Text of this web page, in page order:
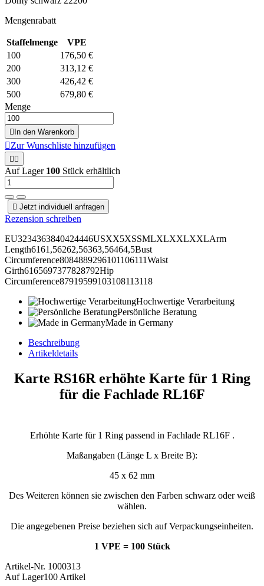
Mengenrabatt
Staffelmenge
VPE
100
176,50 €
200
313,12 €
300
426,42 €
500
679,80 €
Menge
 In den Warenkorb
Zur Wunschliste hinzufügen
 
Auf Lager 100 Stück erhältlich
 Jetzt individuell anfragen
Rezension schreiben
EU3234363840424446USXX5XSSMLXLXXLXXLArm
Length6161,56262,56363,56464,5Bust
Circumference8084889296101106111Waist
Girth6165697377828792Hip
Circumference87919599103108113118
Hochwertige Verarbeitung
Persönliche Beratung
Made in Germany
Beschreibung
Artikeldetails
Karte RS16R erhöhte Karte für 1 Ring
für die Fachlade RL16F
Erhöhte Karte für 1 Ring passend in Fachlade RL16F .
Maßangaben (Länge L x Breite B):
45 x 62 mm
Des Weiteren können sie zwischen den Farben schwarz oder weiß
wählen.
Die angegebenen Preise beziehen sich auf Verpackungseinheiten.
1 VPE = 100 Stück
Artikel-Nr. 1000313
Auf Lager100 Artikel